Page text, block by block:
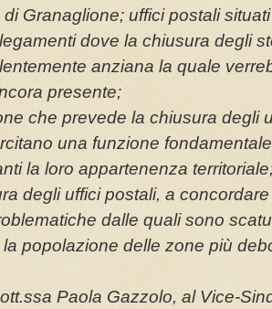
Granaglione; uffici postali situati
dove la chiusura degli
anziana la quale
presente;
che prevede la chiusura degli
una funzione
la loro appartenenza
degli uffici postali, a
dalle quali sono
popolazione delle zone più
Paola Gazzolo, al Vice-